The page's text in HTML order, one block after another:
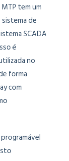
tem um
de
SCADA
é
no
forma
com